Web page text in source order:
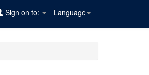
Language
Sign on to: